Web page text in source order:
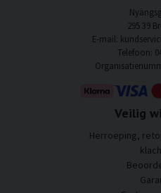
295 39
E-mail:
Telefoon:
Veilig
Herroeping,